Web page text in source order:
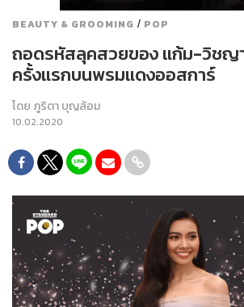
BEAUTY & GROOMING / POP
ถอดรหัสลุคสวยของ แก้ม-วิชญ
ครั้งแรกบนพรมแดงออสการ์
โดย ภูริตา บุญล้อม
10.02.2020